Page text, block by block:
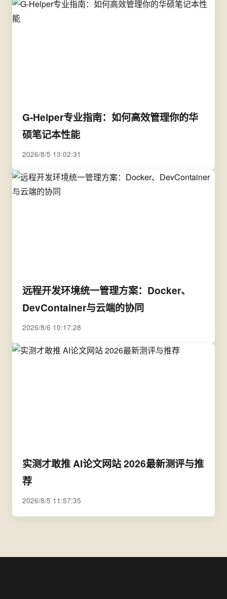
G-Helper专业指南：如何高效管理你的华
硕笔记本性能
2026/8/5 13:02:31
远程开发环境统一管理方案：Docker、
DevContainer与云端的协同
2026/8/6 10:17:28
实测才敢推 AI论文网站 2026最新测评与推
荐
2026/8/5 11:57:35